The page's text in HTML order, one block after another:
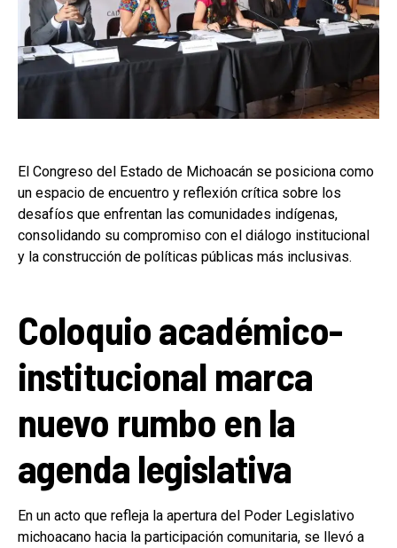
El Congreso del Estado de Michoacán se posiciona como
un espacio de encuentro y reflexión crítica sobre los
desafíos que enfrentan las comunidades indígenas,
consolidando su compromiso con el diálogo institucional
y la construcción de políticas públicas más inclusivas.
Coloquio académico-
institucional marca
nuevo rumbo en la
agenda legislativa
En un acto que refleja la apertura del Poder Legislativo
michoacano hacia la participación comunitaria, se llevó a